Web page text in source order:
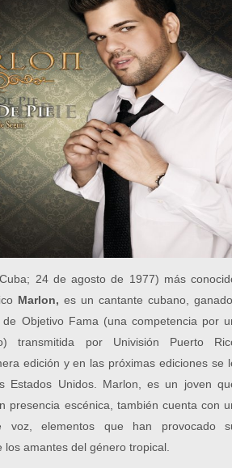
24 de agosto de 1977) más
Marlon, es un cantante cubano,
Objetivo Fama (una competencia por
transmitida por Univisión Puerto
edición y en las próximas ediciones se
Estados Unidos. Marlon, es un joven
presencia escénica, también cuenta con
voz, elementos que han provocado
amantes del género tropical.